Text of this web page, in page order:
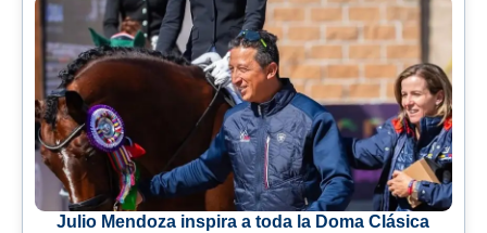
Julio Mendoza inspira a toda la Doma Clásica